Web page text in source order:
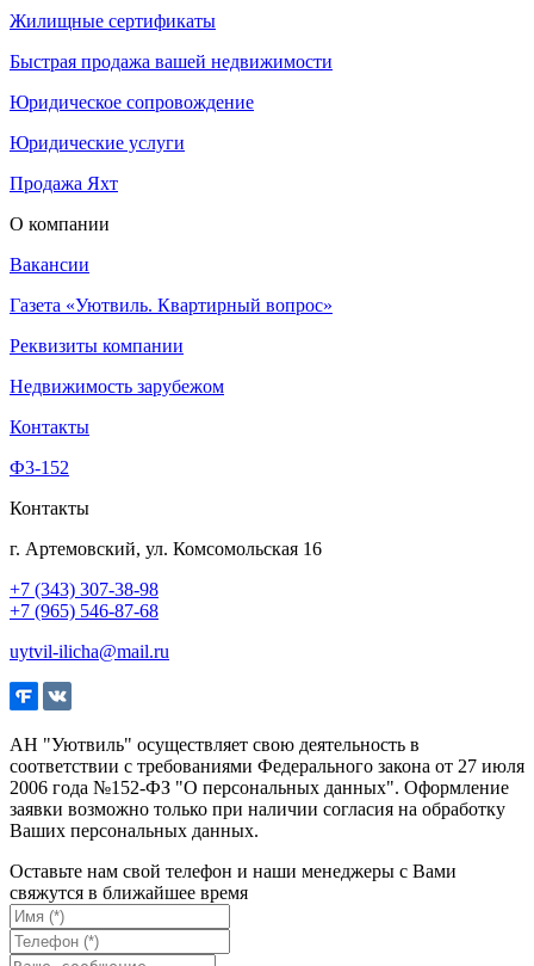
Жилищные сертификаты
Быстрая продажа вашей недвижимости
Юридическое сопровождение
Юридические услуги
Продажа Яхт
О компании
Вакансии
Газета «Уютвиль. Квартирный вопрос»
Реквизиты компании
Недвижимость зарубежом
Контакты
Ф3-152
Контакты
г. Артемовский, ул. Комсомольская 16
+7 (343) 307-38-98
+7 (965) 546-87-68
uytvil-ilicha@mail.ru
АН "Уютвиль" осуществляет свою деятельность в
соответствии с требованиями Федерального закона от 27 июля
2006 года №152-ФЗ "О персональных данных". Оформление
заявки возможно только при наличии согласия на обработку
Ваших персональных данных.
Оставьте нам свой телефон и наши менеджеры с Вами
свяжутся в ближайшее время